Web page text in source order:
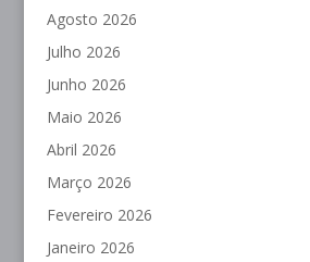
Agosto 2026
Julho 2026
Junho 2026
Maio 2026
Abril 2026
Março 2026
Fevereiro 2026
Janeiro 2026